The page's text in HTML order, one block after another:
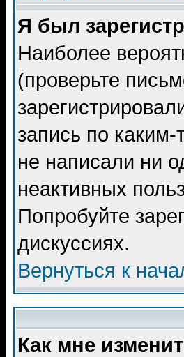
Я был
Наиболее
(проверьте
запись по
не написали ни
неактивных
Попробуйте
дискуссиях.
Вернуться к
Как мне